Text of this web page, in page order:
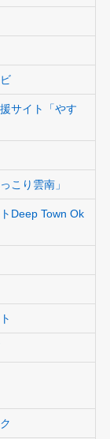
サイト「やす
こり雲南」
Deep Town Ok